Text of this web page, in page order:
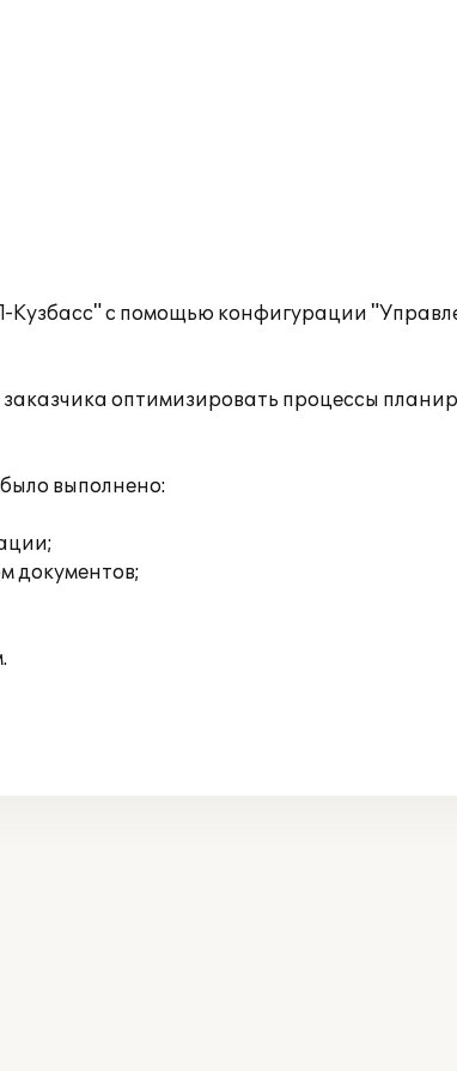
с помощью конфигурации
оптимизировать процессы
выполнено:
документов;